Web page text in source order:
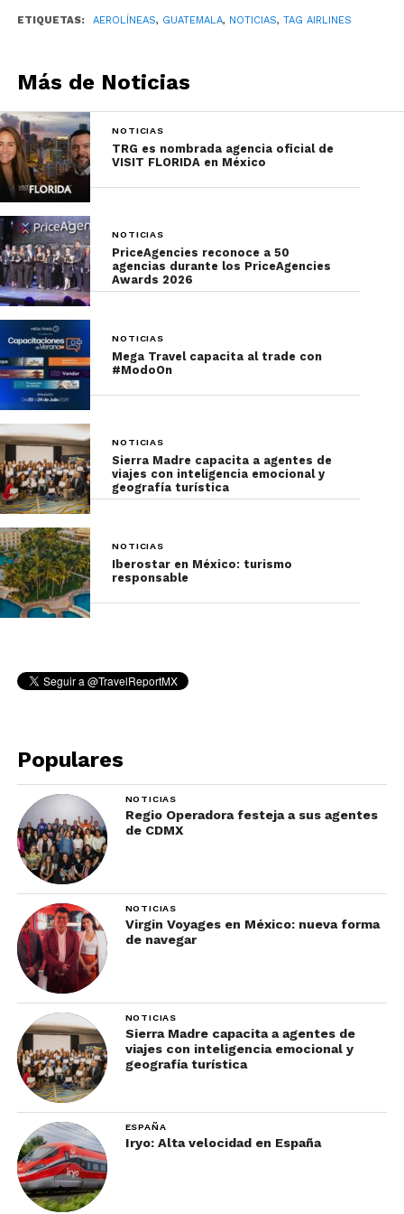
Airlines, esta ha consolidado su presencia
con las rutas Cancún-Guatemala, Cancún-Flores y
ocupación superior al 90%.
No olvides suscribirte ennuestro newsletter
conocer las noticias más importantes de la
industria turística.
ETIQUETAS: AEROLÍNEAS, GUATEMALA, NOTICIAS, TAG AIRLINES
Más de Noticias
NOTICIAS
TRG es nombrada agencia oficial de
VISIT FLORIDA en México
NOTICIAS
PriceAgencies reconoce a 50
agencias durante los PriceAgencies
Awards 2026
NOTICIAS
Mega Travel capacita al trade con
#ModoOn
NOTICIAS
Sierra Madre capacita a agentes de
viajes con inteligencia emocional y
geografía turística
NOTICIAS
Iberostar en México: turismo
responsable
Populares
NOTICIAS
Regio Operadora festeja a sus agentes
de CDMX
NOTICIAS
Virgin Voyages en México: nueva forma
de navegar
NOTICIAS
Sierra Madre capacita a agentes de
viajes con inteligencia emocional y
geografía turística
ESPAÑA
Iryo: Alta velocidad en España